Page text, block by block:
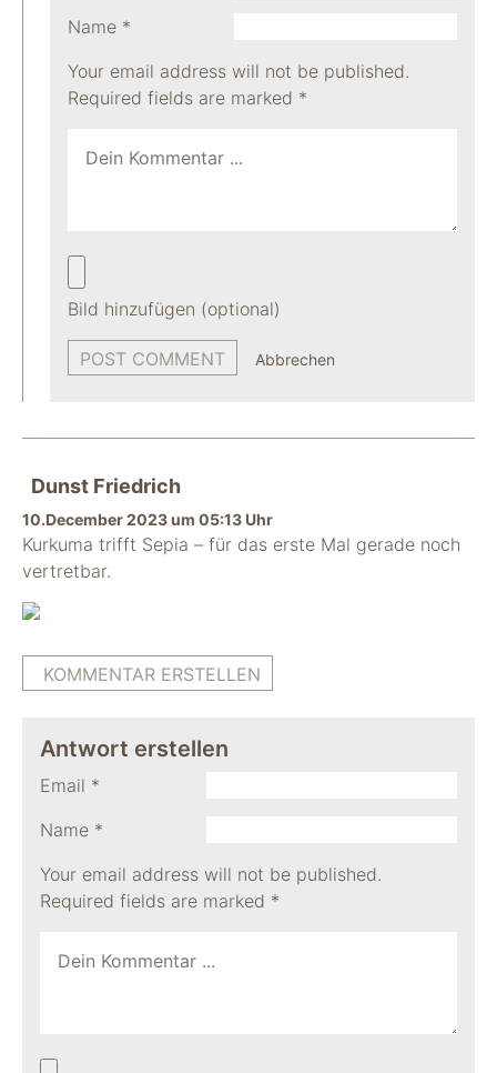
Your email address will not be published.
Required fields are marked *
Name *
Bild hinzufügen (optional)
Abbrechen
Dunst Friedrich
10.December 2023 um 05:13 Uhr
Kurkuma trifft Sepia – für das erste Mal gerade noch
vertretbar.
KOMMENTAR ERSTELLEN
Antwort erstellen
Your email address will not be published.
Required fields are marked *
Name *
Email *